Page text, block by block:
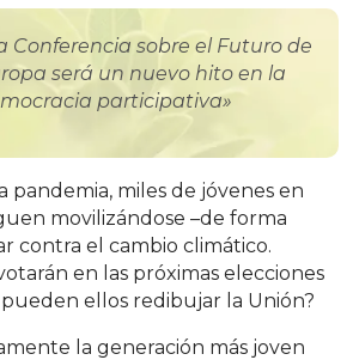
Conferencia sobre el Futuro de
será un nuevo hito en la
participativa»
pandemia, miles de jóvenes en
movilizándose –de forma
contra el cambio climático.
en las próximas elecciones
ellos redibujar la Unión?
la generación más joven